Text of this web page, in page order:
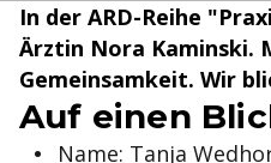
In der ARD-Reihe
Ärztin Nora Kaminski.
Gemeinsamkeit. Wir
Auf einen
Name: Tanja